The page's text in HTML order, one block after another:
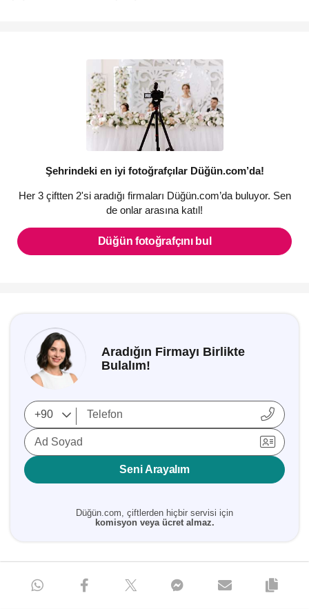
Şehrindeki en iyi fotoğrafçılar Düğün.com’da!
Her 3 çiftten 2'si aradığı firmaları Düğün.com’da buluyor. Sen
de onlar arasına katıl!
Düğün fotoğrafçını bul
Aradığın Firmayı Birlikte
Bulalım!
Ad Soyad
Seni Arayalım
Düğün.com, çiftlerden hiçbir servisi için
komisyon veya ücret almaz.